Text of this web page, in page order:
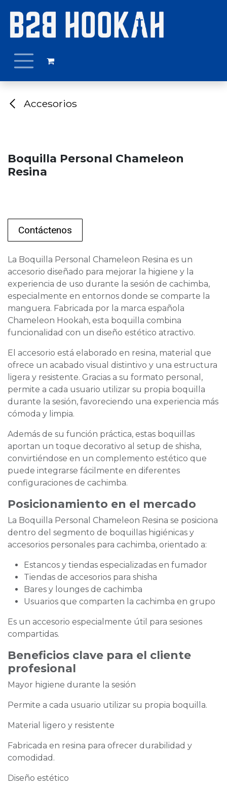
Accesorios
Boquilla Personal Chameleon
Resina
Contáctenos
La Boquilla Personal Chameleon Resina es un
accesorio diseñado para mejorar la higiene y la
experiencia de uso durante la sesión de cachimba,
especialmente en entornos donde se comparte la
manguera. Fabricada por la marca española
Chameleon Hookah, esta boquilla combina
funcionalidad con un diseño estético atractivo.
El accesorio está elaborado en resina, material que
ofrece un acabado visual distintivo y una estructura
ligera y resistente. Gracias a su formato personal,
permite a cada usuario utilizar su propia boquilla
durante la sesión, favoreciendo una experiencia más
cómoda y limpia.
Además de su función práctica, estas boquillas
aportan un toque decorativo al setup de shisha,
convirtiéndose en un complemento estético que
puede integrarse fácilmente en diferentes
configuraciones de cachimba.
Posicionamiento en el mercado
La Boquilla Personal Chameleon Resina se posiciona
dentro del segmento de boquillas higiénicas y
accesorios personales para cachimba, orientado a:
Estancos y tiendas especializadas en fumador
Tiendas de accesorios para shisha
Bares y lounges de cachimba
Usuarios que comparten la cachimba en grupo
Es un accesorio especialmente útil para sesiones
compartidas.
Beneficios clave para el cliente
profesional
Mayor higiene durante la sesión
Permite a cada usuario utilizar su propia boquilla.
Material ligero y resistente
Fabricada en resina para ofrecer durabilidad y
comodidad.
Diseño estético